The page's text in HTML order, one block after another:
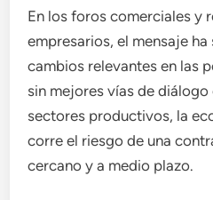
En los foros comerciales y
empresarios, el mensaje
cambios relevantes en las
sin mejores vías de
sectores productivos, la
corre el riesgo de una
cercano y a medio plazo.